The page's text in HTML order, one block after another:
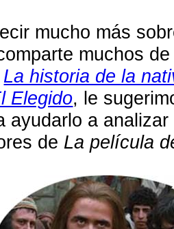
mucho más
muchos
La historia de la
Elegido, le
ayudarlo a
de La película